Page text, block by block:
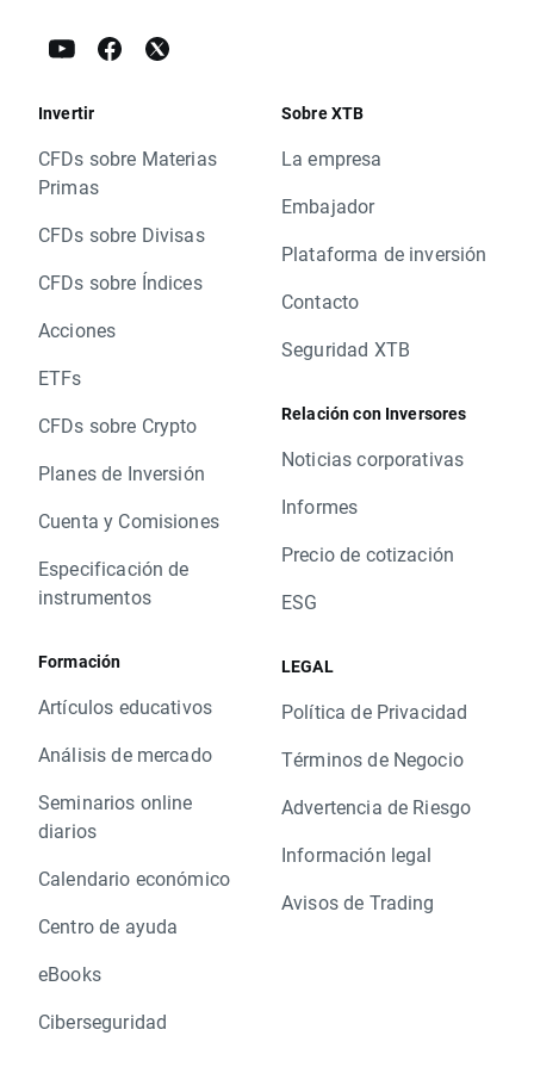
Invertir
CFDs sobre Materias
Primas
CFDs sobre Divisas
CFDs sobre Índices
Acciones
ETFs
CFDs sobre Crypto
Planes de Inversión
Cuenta y Comisiones
Especificación de
instrumentos
Formación
Artículos educativos
Análisis de mercado
Seminarios online
diarios
Calendario económico
Centro de ayuda
eBooks
Ciberseguridad
Sobre XTB
La empresa
Embajador
Plataforma de inversión
Contacto
Seguridad XTB
Relación con Inversores
Noticias corporativas
Informes
Precio de cotización
ESG
LEGAL
Política de Privacidad
Términos de Negocio
Advertencia de Riesgo
Información legal
Avisos de Trading